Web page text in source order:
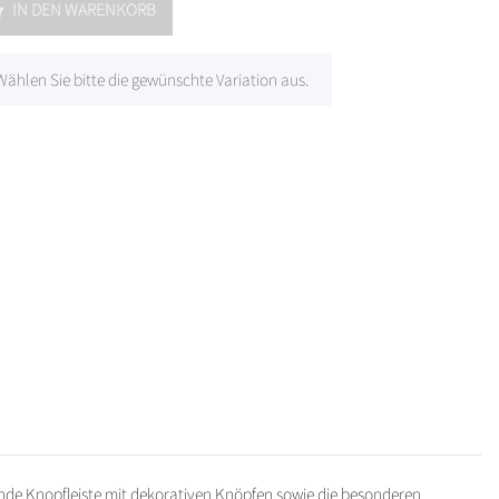
IN DEN WARENKORB
Sie bitte die gewünschte Variation aus.
Knopfleiste mit dekorativen Knöpfen sowie die besonderen